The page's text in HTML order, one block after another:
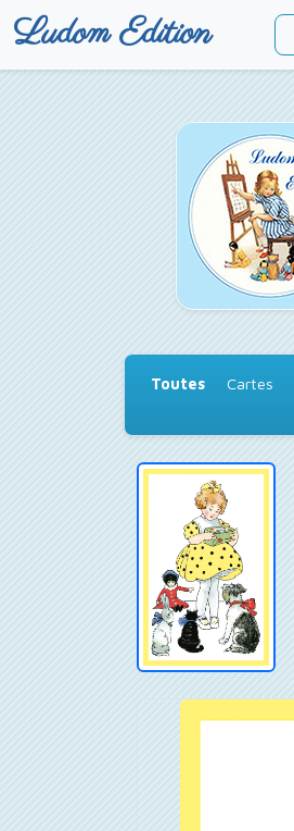
Ludom Edition
Toutes Cartes